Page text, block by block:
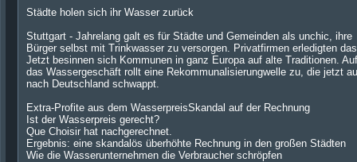
Städte holen sich ihr Wasser zurück
Stuttgart - Jahrelang galt es für Städte und Gemeinden als unchic, ihre
Bürger selbst mit Trinkwasser zu versorgen. Privatfirmen erledigten
Jetzt besinnen sich Kommunen in ganz Europa auf alte Traditionen. Auf
das Wassergeschäft rollt eine Rekommunalisierungwelle zu, die jetzt
nach Deutschland schwappt.
Extra-Profite aus dem WasserpreisSkandal auf der Rechnung
Ist der Wasserpreis gerecht?
Que Choisir hat nachgerechnet.
Ergebnis: eine skandalös überhöhte Rechnung in den großen Städten
Wie die Wasserunternehmen die Verbraucher schröpfen